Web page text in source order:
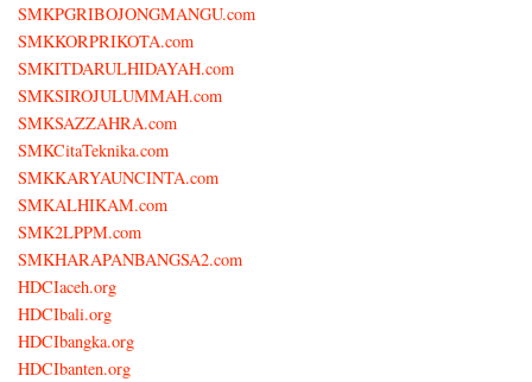
SMKPGRIBOJONGMANGU.com
SMKKORPRIKOTA.com
SMKITDARULHIDAYAH.com
SMKSIROJULUMMAH.com
SMKSAZZAHRA.com
SMKCitaTeknika.com
SMKKARYAUNCINTA.com
SMKALHIKAM.com
SMK2LPPM.com
SMKHARAPANBANGSA2.com
HDCIaceh.org
HDCIbali.org
HDCIbangka.org
HDCIbanten.org